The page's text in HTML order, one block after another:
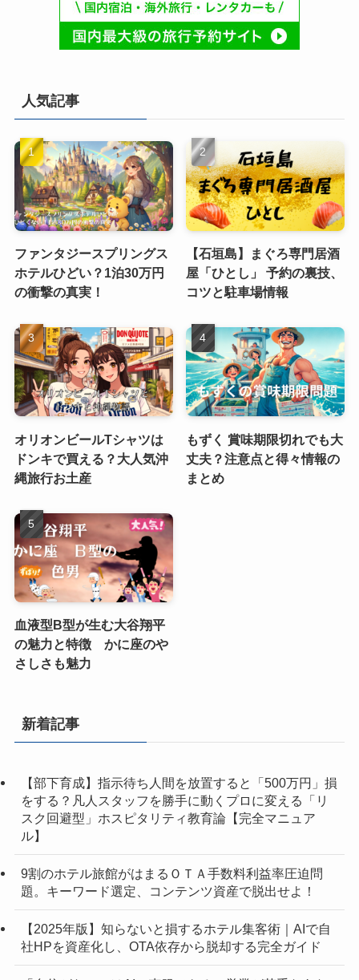
人気記事
ファンタジースプリングス
ホテルひどい？1泊30万円
の衝撃の真実！
【石垣島】まぐろ専門居酒
屋「ひとし」 予約の裏技、
コツと駐車場情報
オリオンビールTシャツは
ドンキで買える？大人気沖
縄旅行お土産
もずく 賞味期限切れでも大
丈夫？注意点と得々情報の
まとめ
血液型B型が生む大谷翔平
の魅力と特徴 かに座のや
さしさも魅力
新着記事
【部下育成】指示待ち人間を放置すると「500万円」損
をする？凡人スタッフを勝手に動くプロに変える「リ
スク回避型」ホスピタリティ教育論【完全マニュア
ル】
9割のホテル旅館がはまるＯＴＡ手数料利益率圧迫問
題。キーワード選定、コンテンツ資産で脱出せよ！
【2025年版】知らないと損するホテル集客術｜AIで自
社HPを資産化し、OTA依存から脱却する完全ガイド